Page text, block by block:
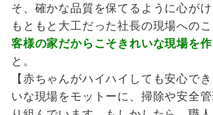
そ、確かな品質を保てるように心がけ
もともと大工だった社長の現場への
客様の家だからこそきれいな現場を
と。
【赤ちゃんがハイハイしても安心で
いな現場をモットーに、掃除や安全